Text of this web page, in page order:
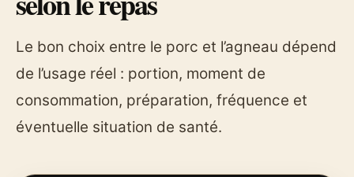
Le bon choix entre le porc et l’agneau dépend
de l’usage réel : portion, moment de
consommation, préparation, fréquence et
éventuelle situation de santé.